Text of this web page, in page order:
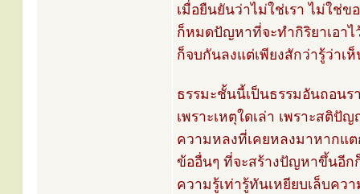
เมื่อยืนยันว่าไม่ใช่เรา ไม่ใช่ข
ก็หมดปัญหาที่จะทำกิริยาเอา
ก็จบกันลงแต่เพียงสักว่ารู้ว่าเ
ธรรมะชั้นนี้เป็นธรรมอันถอน
เพราะเหตุใดเล่า เพราะสติปั
ความหลงที่เคยหลงมาหากแต
ข้ออื่นๆ ที่จะสร้างปัญหาขึ้นอีก
ความรู้เท่ารู้ทันเหยียบเล็บคว